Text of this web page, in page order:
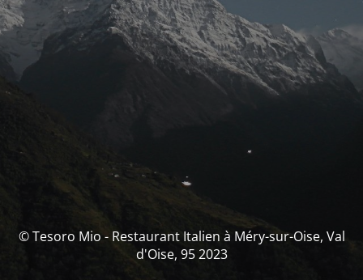
© Tesoro Mio - Restaurant Italien à Méry-sur-Oise, Val
d'Oise, 95 2023